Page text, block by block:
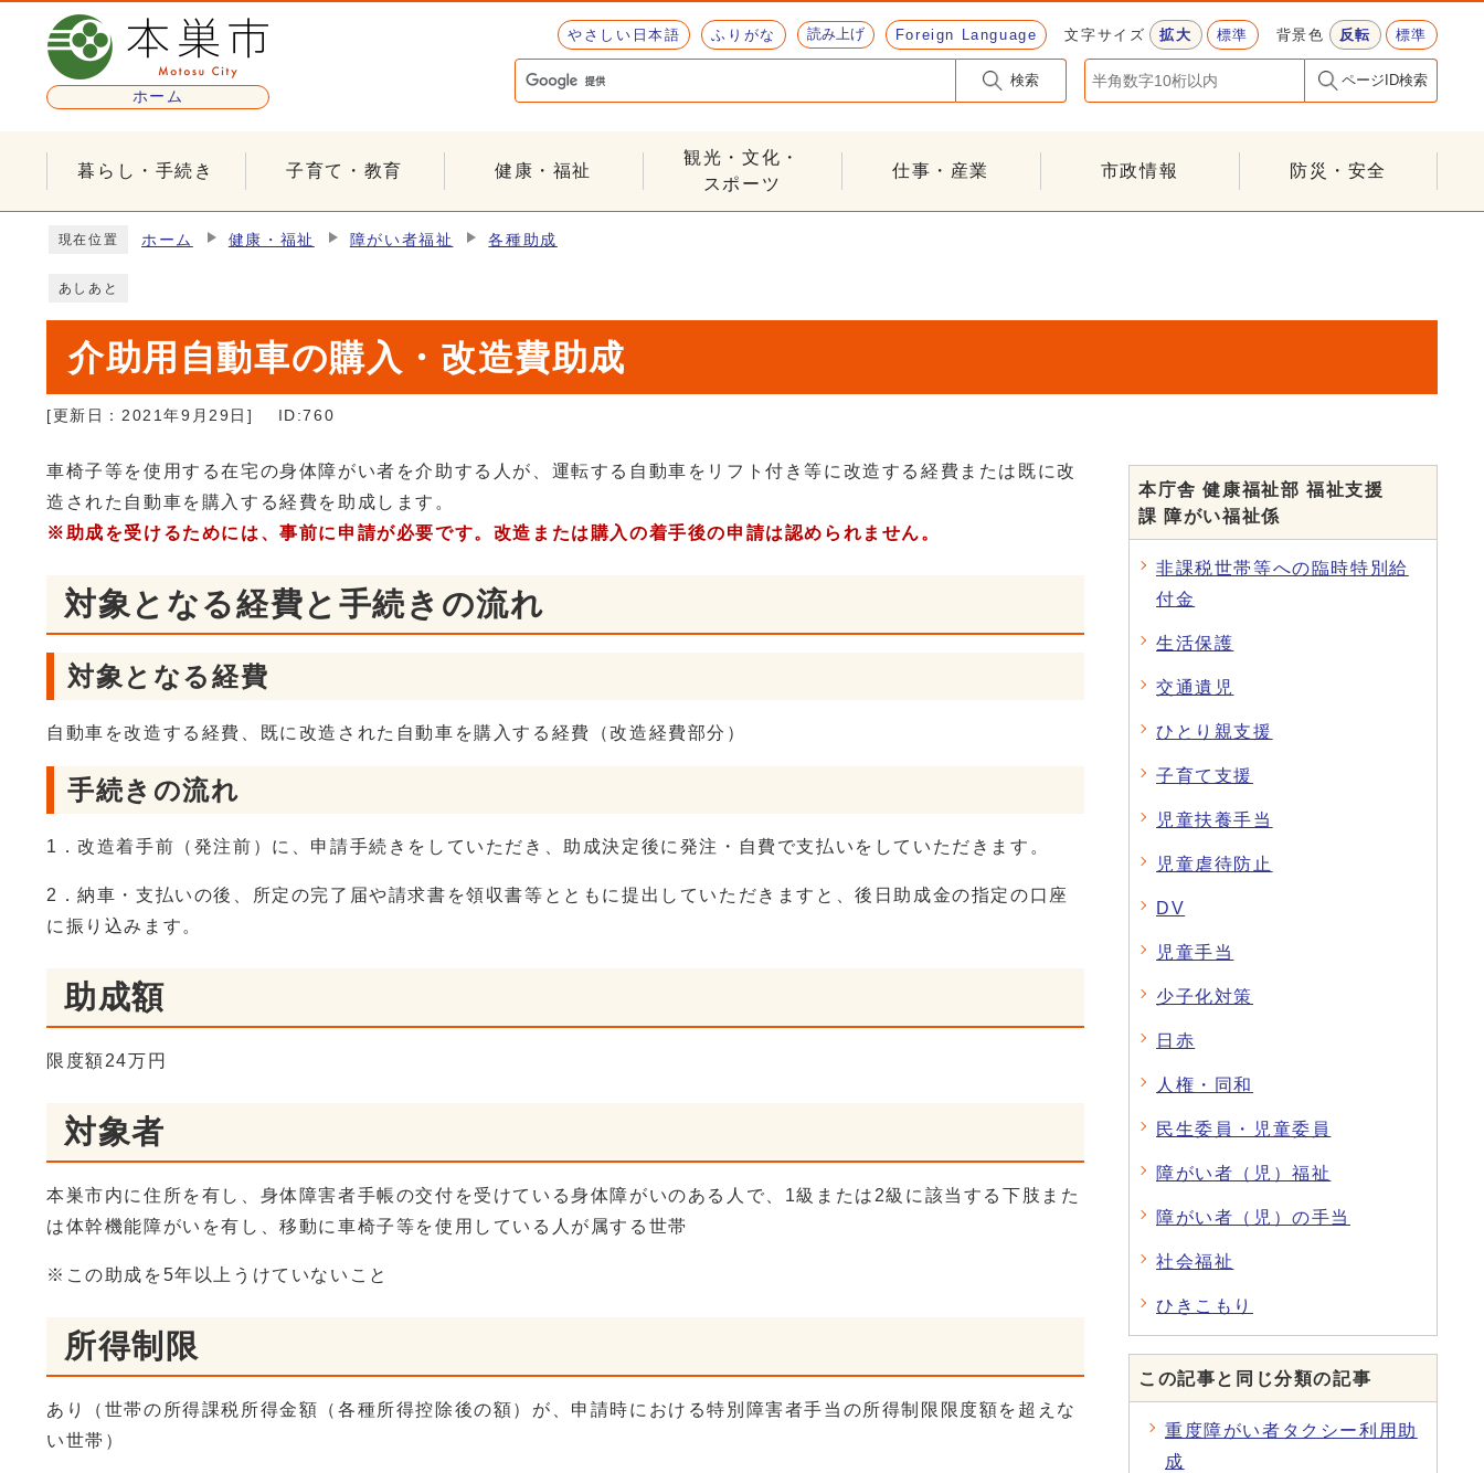
ページの先頭です
ホーム
やさしい日本語 ふりがな 読み上げ Foreign Language 文字サイズ 拡大 標準 背景色 反転 標準
検索 ページID検索
暮らし・手続き 子育て・教育 健康・福祉
観光・文化・
スポーツ
仕事・産業 市政情報 防災・安全
現在位置 ホーム 健康・福祉 障がい者福祉 各種助成
あしあと
介助用自動車の購入・改造費助成
[更新日： 2021年9月29日 ] ID:760
車椅子等を使用する在宅の身体障がい者を介助する人が、運転する自動車をリフト付き等に改造する経費または既に改
造された自動車を購入する経費を助成します。
※助成を受けるためには、事前に申請が必要です。改造または購入の着手後の申請は認められません。
対象となる経費と手続きの流れ
対象となる経費
自動車を改造する経費、既に改造された自動車を購入する経費（改造経費部分）
手続きの流れ
1．改造着手前（発注前）に、申請手続きをしていただき、助成決定後に発注・自費で支払いをしていただきます。
2．納車・支払いの後、所定の完了届や請求書を領収書等とともに提出していただきますと、後日助成金の指定の口座
に振り込みます。
助成額
限度額24万円
対象者
本巣市内に住所を有し、身体障害者手帳の交付を受けている身体障がいのある人で、1級または2級に該当する下肢また
は体幹機能障がいを有し、移動に車椅子等を使用している人が属する世帯
※この助成を5年以上うけていないこと
所得制限
あり（世帯の所得課税所得金額（各種所得控除後の額）が、申請時における特別障害者手当の所得制限限度額を超えな
い世帯）
本庁舎 健康福祉部 福祉支援
課 障がい福祉係
非課税世帯等への臨時特別給
付金
生活保護
交通遺児
ひとり親支援
子育て支援
児童扶養手当
児童虐待防止
DV
児童手当
少子化対策
日赤
人権・同和
民生委員・児童委員
障がい者（児）福祉
障がい者（児）の手当
社会福祉
ひきこもり
この記事と同じ分類の記事
重度障がい者タクシー利用助
成